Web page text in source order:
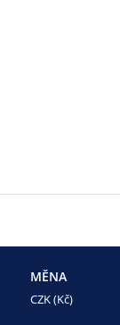
MĚNA
CZK (Kč)